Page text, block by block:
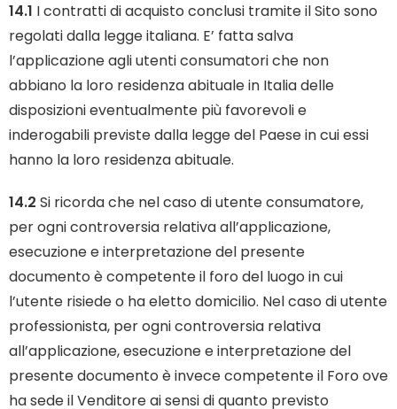
14.1 I contratti di acquisto conclusi tramite il Sito sono
regolati dalla legge italiana. E’ fatta salva
l’applicazione agli utenti consumatori che non
abbiano la loro residenza abituale in Italia delle
disposizioni eventualmente più favorevoli e
inderogabili previste dalla legge del Paese in cui essi
hanno la loro residenza abituale.
14.2 Si ricorda che nel caso di utente consumatore,
per ogni controversia relativa all’applicazione,
esecuzione e interpretazione del presente
documento è competente il foro del luogo in cui
l’utente risiede o ha eletto domicilio. Nel caso di utente
professionista, per ogni controversia relativa
all’applicazione, esecuzione e interpretazione del
presente documento è invece competente il Foro ove
ha sede il Venditore ai sensi di quanto previsto